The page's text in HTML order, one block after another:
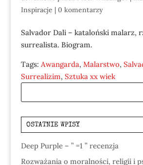
Inspiracje | 0 komentarzy
Salvador Dali – kataloński malarz,
surrealista. Biogram.
Tags: Awangarda, Malarstwo,
Surrealizim, Sztuka xx wiek
OSTATNIE WPISY
Deep Purple – ” =1 ” recenzja
Rozważania o moralności, religii i